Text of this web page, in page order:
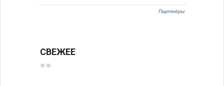
Партнёры
СВЕЖЕЕ